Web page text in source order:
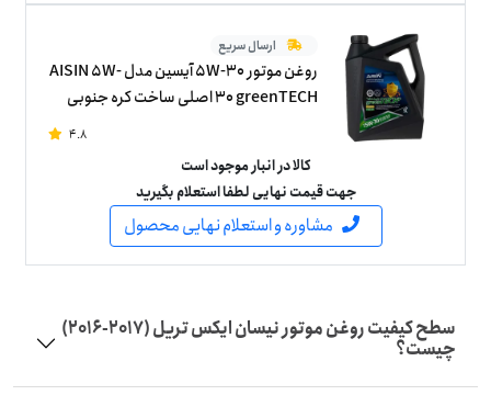
ارسال سریع
روغن موتور 5W-30 آیسین مدل AISIN 5W-
30 greenTECH اصلی ساخت کره جنوبی
4.8
کالا در انبار موجود است
جهت قیمت نهایی لطفا استعلام بگیرید
مشاوره و استعلام نهایی محصول
سطح کیفیت روغن موتور نیسان ایکس تریل (2017-2016)
چیست؟